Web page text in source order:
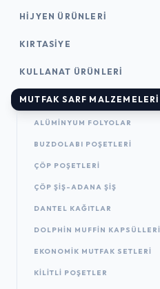
HIJYEN ÜRÜNLERI
KIRTASİYE
KULLANAT ÜRÜNLERI
MUTFAK SARF MALZEMELERI
ALÜMINYUM FOLYOLAR
BUZDOLABI POŞETLERI
ÇÖP POŞETLERI
ÇÖP ŞIŞ-ADANA ŞIŞ
DANTEL KAĞITLAR
DOLPHIN MUFFIN KAPSÜLLERI
EKONOMIK MUTFAK SETLERI
KILITLI POŞETLER